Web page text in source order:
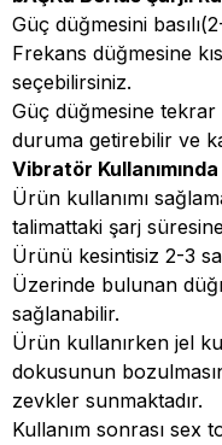
Güç düğmesini
Frekans düğmesine
seçebilirsiniz.
Güç düğmesine
duruma getirebilir ve
Vibratör
Ürün kullanımı
talimattaki şarj
Ürünü kesintisiz 2-3
Üzerinde bulunan
sağlanabilir.
Ürün kullanırken jel
dokusunun
zevkler sunmaktadır.
Kullanım sonrası sex